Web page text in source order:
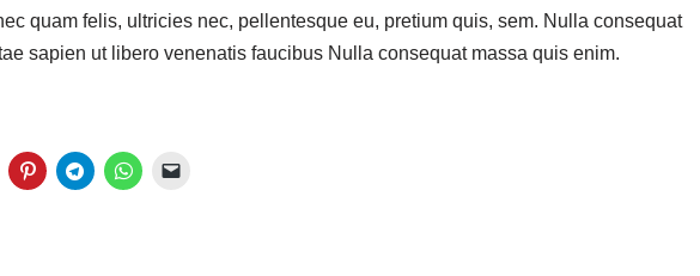
quam felis, ultricies nec, pellentesque eu, pretium quis, sem. Nulla consequat
sapien ut libero venenatis faucibus Nulla consequat massa quis enim.